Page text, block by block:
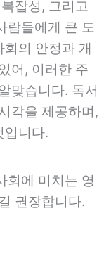
잡성, 그리고
람들에게 큰 도
의 안정과 개
어, 이러한 주
맞습니다. 독서
각을 제공하며,
입니다.
회에 미치는 영
권장합니다.